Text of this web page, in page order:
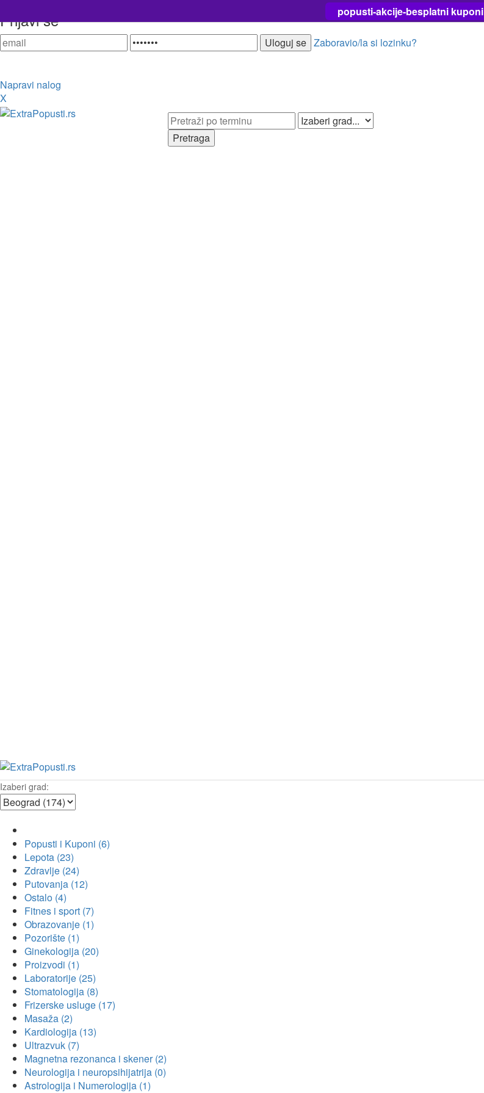
popusti-akcije-besplatni kuponi
Prijavi se
Zaboravio/la si lozinku?
Napravi nalog
X
Izaberi grad:
Popusti i Kuponi (6)
Lepota (23)
Zdravlje (24)
Putovanja (12)
Ostalo (4)
Fitnes i sport (7)
Obrazovanje (1)
Pozorište (1)
Ginekologija (20)
Proizvodi (1)
Laboratorije (25)
Stomatologija (8)
Frizerske usluge (17)
Masaža (2)
Kardiologija (13)
Ultrazvuk (7)
Magnetna rezonanca i skener (2)
Neurologija i neuropsihijatrija (0)
Astrologija i Numerologija (1)